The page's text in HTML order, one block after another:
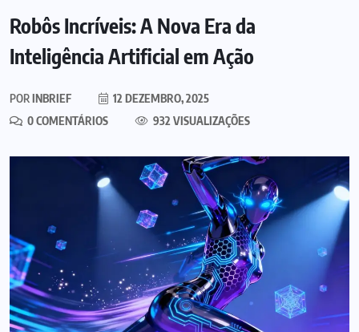
Robôs Incríveis: A Nova Era da
Inteligência Artificial em Ação
PORINBRIEF
12 DEZEMBRO, 2025
0 COMENTÁRIOS
932 VISUALIZAÇÕES